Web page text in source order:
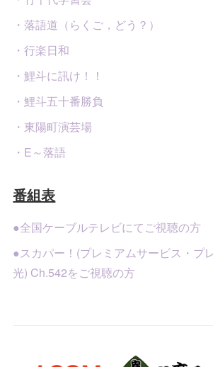
・落語道（らくご，どう？）
・行楽日和
・鯉斗に訊け！！
・鯉斗五十番勝負
・東陽町演芸場
・E～落語
番組表
●全国ケーブルテレビにてご視聴の方
●スカパー！(プレミアムサービス・プ
光) Ch.542をご視聴の方